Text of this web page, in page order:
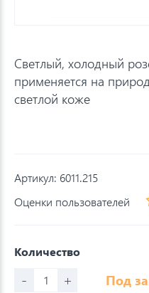
Светлый, холодный
применяется на
светлой коже
Артикул: 6011.215
Оценки пользователей
Количество
- + Под